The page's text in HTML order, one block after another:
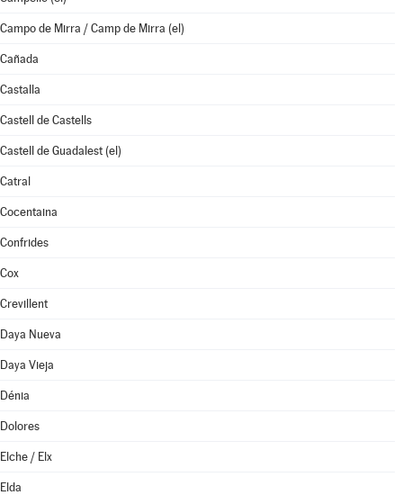
Campo de Mirra / Camp de Mirra (el)
Cañada
Castalla
Castell de Castells
Castell de Guadalest (el)
Catral
Cocentaina
Confrides
Cox
Crevillent
Daya Nueva
Daya Vieja
Dénia
Dolores
Elche / Elx
Elda